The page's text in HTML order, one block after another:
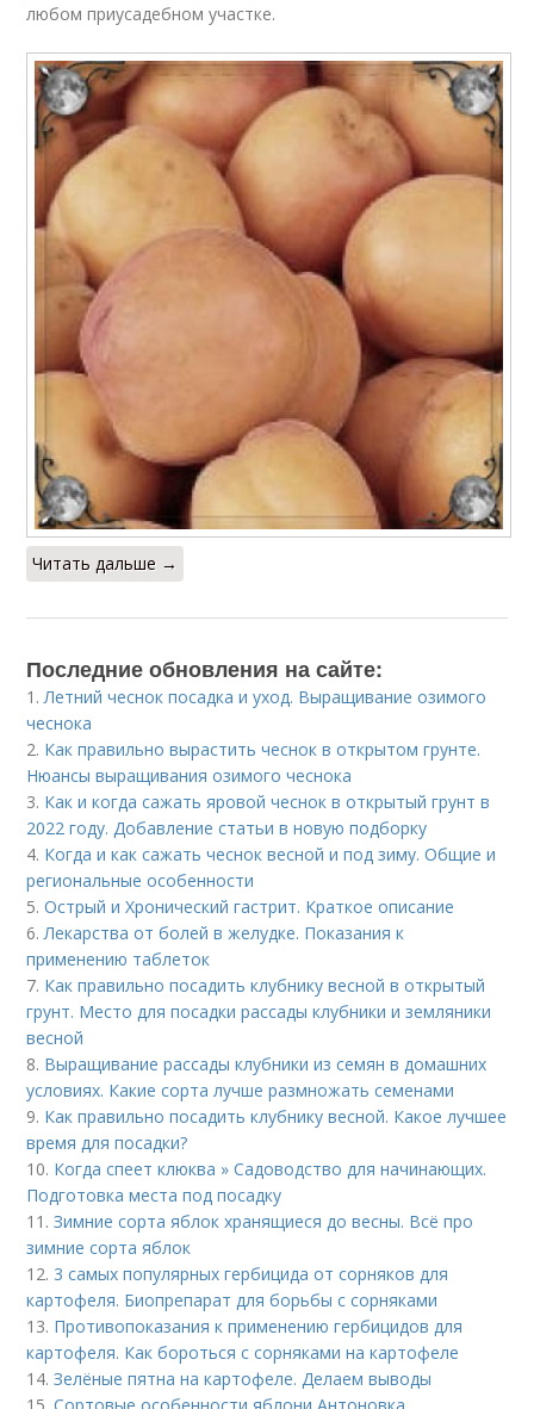
любом приусадебном участке.
Читать дальше →
Последние обновления на сайте:
1. Летний чеснок посадка и уход. Выращивание озимого
чеснока
2. Как правильно вырастить чеснок в открытом грунте.
Нюансы выращивания озимого чеснока
3. Как и когда сажать яровой чеснок в открытый грунт в
2022 году. Добавление статьи в новую подборку
4. Когда и как сажать чеснок весной и под зиму. Общие и
региональные особенности
5.Острый и Хронический гастрит. Краткое описание
6. Лекарства от болей в желудке. Показания к
применению таблеток
7. Как правильно посадить клубнику весной в открытый
грунт. Место для посадки рассады клубники и земляники
весной
8. Выращивание рассады клубники из семян в домашних
условиях. Какие сорта лучше размножать семенами
9. Как правильно посадить клубнику весной. Какое лучшее
время для посадки?
10. Когда спеет клюква » Садоводство для начинающих.
Подготовка места под посадку
11.Зимние сорта яблок хранящиеся до весны. Всё про
зимние сорта яблок
12. 3 самых популярных гербицида от сорняков для
картофеля. Биопрепарат для борьбы с сорняками
13. Противопоказания к применению гербицидов для
картофеля. Как бороться с сорняками на картофеле
14.Зелёные пятна на картофеле. Делаем выводы